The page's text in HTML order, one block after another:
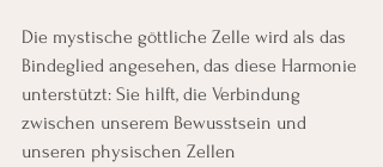
Die mystische göttliche Zelle wird als das
Bindeglied angesehen, das diese Harmonie
unterstützt: Sie hilft, die Verbindung
zwischen unserem Bewusstsein und
unseren physischen Zellen